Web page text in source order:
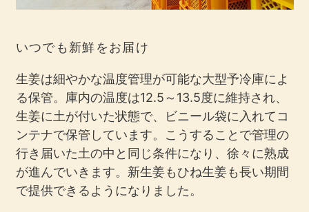
いつでも新鮮をお届け
生姜は細やかな温度管理が可能な大型予冷庫によ
る保管。庫内の温度は12.5～13.5度に維持され、
生姜に土が付いた状態で、ビニール袋に入れてコ
ンテナで保管しています。こうすることで管理の
行き届いた土の中と同じ条件になり、徐々に熟成
が進んでいきます。新生姜もひね生姜も長い期間
で提供できるようになりました。